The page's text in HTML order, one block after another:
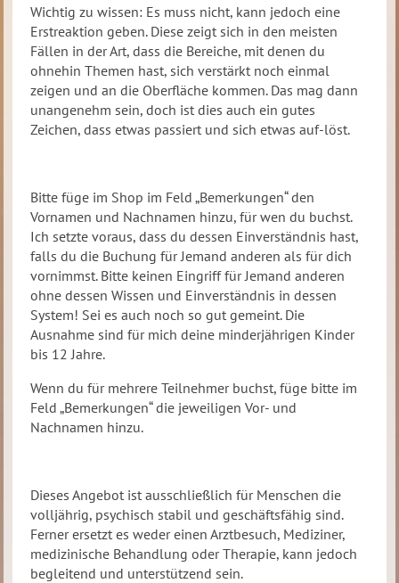
Wichtig zu wissen: Es muss nicht, kann jedoch eine
Erstreaktion geben. Diese zeigt sich in den meisten
Fällen in der Art, dass die Bereiche, mit denen du
ohnehin Themen hast, sich verstärkt noch einmal
zeigen und an die Oberfläche kommen. Das mag dann
unangenehm sein, doch ist dies auch ein gutes
Zeichen, dass etwas passiert und sich etwas auf-löst.
Bitte füge im Shop im Feld „Bemerkungen“ den
Vornamen und Nachnamen hinzu, für wen du buchst.
Ich setzte voraus, dass du dessen Einverständnis hast,
falls du die Buchung für Jemand anderen als für dich
vornimmst. Bitte keinen Eingriff für Jemand anderen
ohne dessen Wissen und Einverständnis in dessen
System! Sei es auch noch so gut gemeint. Die
Ausnahme sind für mich deine minderjährigen Kinder
bis 12 Jahre.
Wenn du für mehrere Teilnehmer buchst, füge bitte im
Feld „Bemerkungen“ die jeweiligen Vor- und
Nachnamen hinzu.
Dieses Angebot ist ausschließlich für Menschen die
volljährig, psychisch stabil und geschäftsfähig sind.
Ferner ersetzt es weder einen Arztbesuch, Mediziner,
medizinische Behandlung oder Therapie, kann jedoch
begleitend und unterstützend sein.